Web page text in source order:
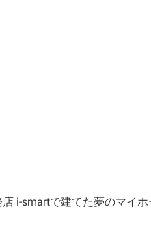
i-smartで建てた夢のマイ